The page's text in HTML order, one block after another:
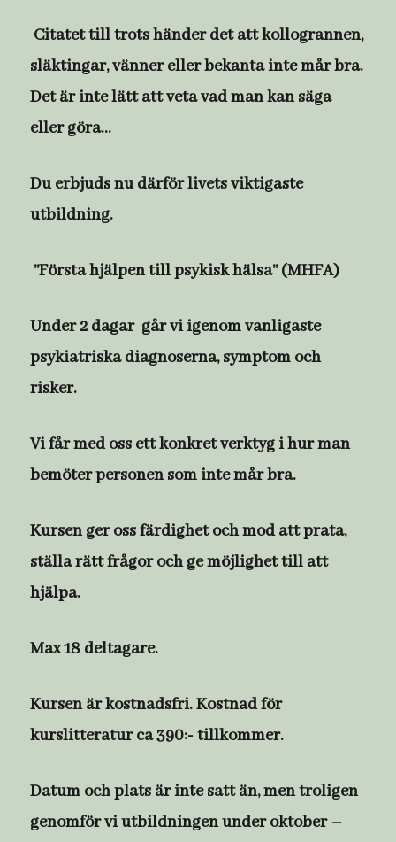
Citatet till trots händer det att kollogrannen,
släktingar, vänner eller bekanta inte mår bra.
Det är inte lätt att veta vad man kan säga
eller göra…
Du erbjuds nu därför livets viktigaste
utbildning.
”Första hjälpen till psykisk hälsa” (MHFA)
Under 2 dagar går vi igenom vanligaste
psykiatriska diagnoserna, symptom och
risker.
Vi får med oss ett konkret verktyg i hur man
bemöter personen som inte mår bra.
Kursen ger oss färdighet och mod att prata,
ställa rätt frågor och ge möjlighet till att
hjälpa.
Max 18 deltagare.
Kursen är kostnadsfri. Kostnad för
kurslitteratur ca 390:- tillkommer.
Datum och plats är inte satt än, men troligen
genomför vi utbildningen under oktober –